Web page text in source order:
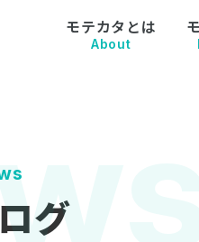
モテカタとは
About
グ